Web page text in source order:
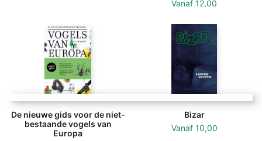
Vanaf 12,00
De nieuwe gids voor de niet-
bestaande vogels van
Europa
Bizar
Vanaf 10,00